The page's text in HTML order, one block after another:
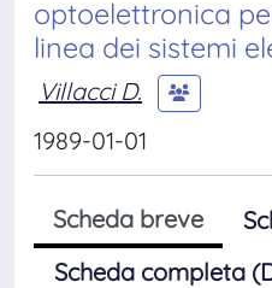
optoelettronica
linea dei sistemi
Villacci D.
1989-01-01
Scheda breve
Scheda completa